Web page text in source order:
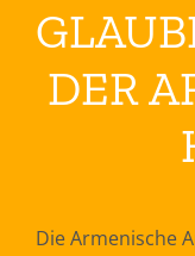
DER
Die Armenische